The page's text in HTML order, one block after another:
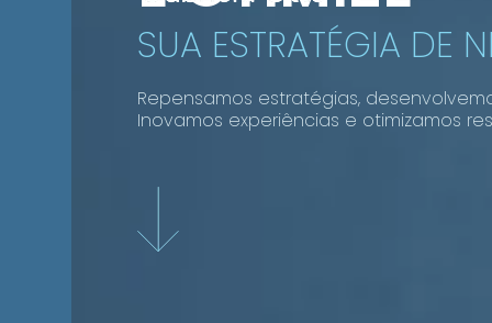
SUA ESTRATÉGIA DE
Repensamos estratégias,
Inovamos experiências e otimizamos